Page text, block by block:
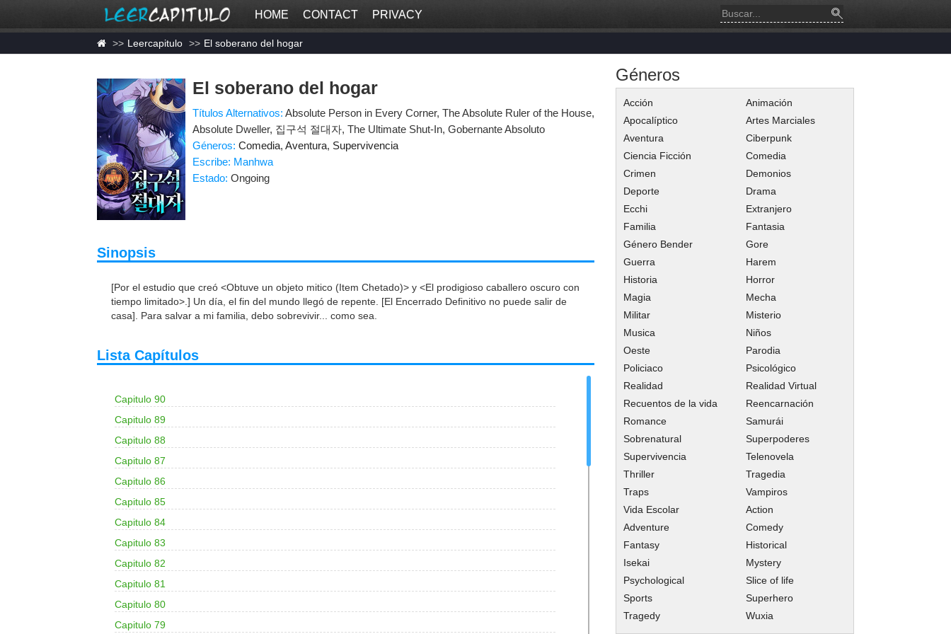
HOME CONTACT PRIVACY
Leercapitulo El soberano del hogar
El soberano del hogar
Títulos Alternativos: Absolute Person in Every Corner, The Absolute Ruler of the House,
Absolute Dweller, 집구석 절대자, The Ultimate Shut-In, Gobernante Absoluto
Géneros: Comedia, Aventura, Supervivencia
Escribe: Manhwa
Estado: Ongoing
Sinopsis
[Por el estudio que creó <Obtuve un objeto mitico (Item Chetado)> y <El prodigioso caballero oscuro con
tiempo limitado>.] Un día, el fin del mundo llegó de repente. [El Encerrado Definitivo no puede salir de
casa]. Para salvar a mi familia, debo sobrevivir... como sea.
Lista Capítulos
Capitulo 90
Capitulo 89
Capitulo 88
Capitulo 87
Capitulo 86
Capitulo 85
Capitulo 84
Capitulo 83
Capitulo 82
Capitulo 81
Capitulo 80
Capitulo 79
Géneros
Acción
Animación
Apocalíptico
Artes Marciales
Aventura
Ciberpunk
Ciencia Ficción
Comedia
Crimen
Demonios
Deporte
Drama
Ecchi
Extranjero
Familia
Fantasia
Género Bender
Gore
Guerra
Harem
Historia
Horror
Magia
Mecha
Militar
Misterio
Musica
Niños
Oeste
Parodia
Policiaco
Psicológico
Realidad
Realidad Virtual
Recuentos de la vida
Reencarnación
Romance
Samurái
Sobrenatural
Superpoderes
Supervivencia
Telenovela
Thriller
Tragedia
Traps
Vampiros
Vida Escolar
Action
Adventure
Comedy
Fantasy
Historical
Isekai
Mystery
Psychological
Slice of life
Sports
Superhero
Tragedy
Wuxia